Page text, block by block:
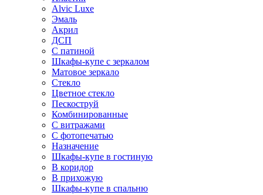
Alvic Luxe
Эмаль
Акрил
ДСП
С патиной
Шкафы-купе с зеркалом
Матовое зеркало
Стекло
Цветное стекло
Пескоструй
Комбинированные
С витражами
С фотопечатью
Назначение
Шкафы-купе в гостиную
В коридор
В прихожую
Шкафы-купе в спальню